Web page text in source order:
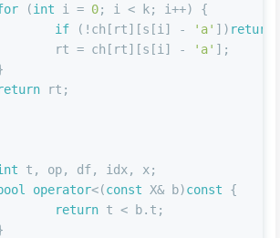
(int i = 0; i < k; i++) {
if (!ch[rt][s[i] - 'a' ]) return
		rt = ch[rt][s[i] -
'a' ];
rt;
t, op, df, idx, x;
operator<(const X& b)const {
return t < b.t;